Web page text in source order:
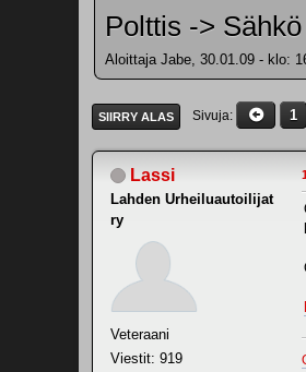
Polttis ->
Aloittaja Jabe, 30.01.09 - klo:
SIIRRY ALAS Sivuja 1
Lassi
Lahden Urheiluautoilijat
ry
Veteraani
Viestit: 919